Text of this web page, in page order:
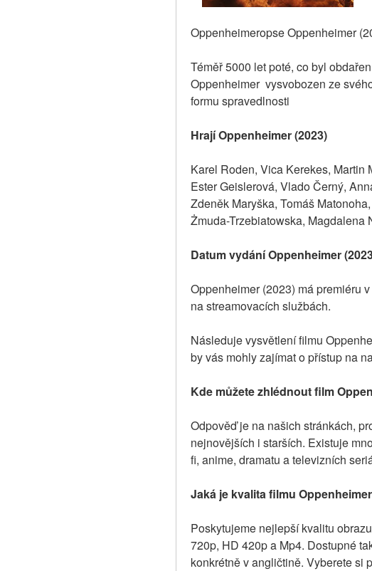
Oppenheimeropse Oppenheimer
Téměř 5000 let poté, co byl
Oppenheimer  vysvobozen ze
formu spravedlnosti
Hrají Oppenheimer (2023)
Karel Roden, Vica Kerekes, Martin
Ester Geislerová, Vlado Černý,
Zdeněk Maryška, Tomáš
Żmuda-Trzebiatowska, Magdalena
Datum vydání Oppenheimer
Oppenheimer (2023) má premiéru
na streamovacích službách.
Následuje vysvětlení filmu
by vás mohly zajímat o přístup na
Kde můžete zhlédnout film
Odpověď je na našich stránkách,
nejnovějších i starších. Existuje
fi, anime, dramatu a televizních
Jaká je kvalita filmu
Poskytujeme nejlepší kvalitu
720p, HD 420p a Mp4. Dostupné
konkrétně v angličtině. Vyberete si